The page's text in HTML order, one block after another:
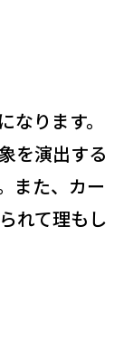
ります。
を演出する
また、カー
れて理もし